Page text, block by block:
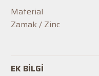
Material
Zamak / Zinc
EK BILGI